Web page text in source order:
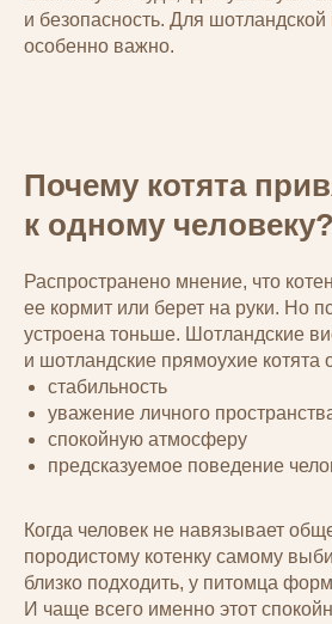
и безопасность. Для
особенно важно.
Почему котята
к одному человеку?
Распространено мнение, что
ее кормит или берет на руки. Но
устроена тоньше. Шотландские
и шотландские прямоухие котята
стабильность
уважение личного
спокойную атмосферу
предсказуемое поведение
Когда человек не навязывает
породистому котенку самому
близко подходить, у питомца
И чаще всего именно этот